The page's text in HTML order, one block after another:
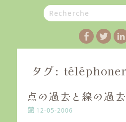
Search
for:
タグ: téléphoner
点の過去と線の過去
P
12-05-2006